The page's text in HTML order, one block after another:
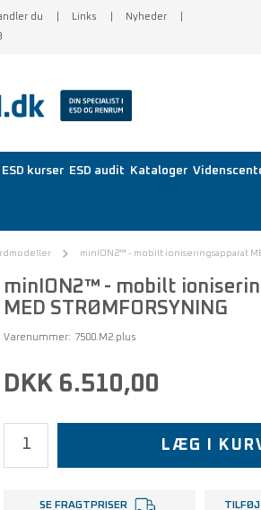
du Links
Nyheder
ESD kurser ESD audit Kataloger
minION2™ - mobilt ioniseringsapparat
minION2™ - mobilt
MED STRØMFORSYNING
Varenummer: 7500.M2.plus
DKK 6.510,00
LÆG I
SE FRAGTPRISER TILFØJ